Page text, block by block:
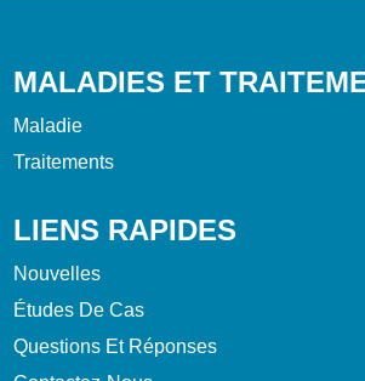
MALADIES ET
Maladie
Traitements
LIENS RAPIDES
Nouvelles
Études De Cas
Questions Et Réponses